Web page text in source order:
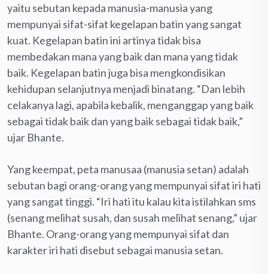
yaitu sebutan kepada manusia-manusia yang
mempunyai sifat-sifat kegelapan batin yang sangat
kuat. Kegelapan batin ini artinya tidak bisa
membedakan mana yang baik dan mana yang tidak
baik. Kegelapan batin juga bisa mengkondisikan
kehidupan selanjutnya menjadi binatang. “Dan lebih
celakanya lagi, apabila kebalik, menganggap yang baik
sebagai tidak baik dan yang baik sebagai tidak baik,”
ujar Bhante.
Yang keempat, peta manusaa (manusia setan) adalah
sebutan bagi orang-orang yang mempunyai sifat iri hati
yang sangat tinggi. “Iri hati itu kalau kita istilahkan sms
(senang melihat susah, dan susah melihat senang,” ujar
Bhante. Orang-orang yang mempunyai sifat dan
karakter iri hati disebut sebagai manusia setan.